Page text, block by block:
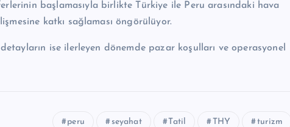
başlamasıyla birlikte Türkiye ile Peru arasındaki hava
katkı sağlaması öngörülüyor.
ise ilerleyen dönemde pazar koşulları ve operasyonel
peru seyahat Tatil THY turizm